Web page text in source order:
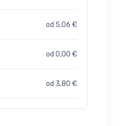
od 5,06 €
od 0,00 €
od 3,80 €